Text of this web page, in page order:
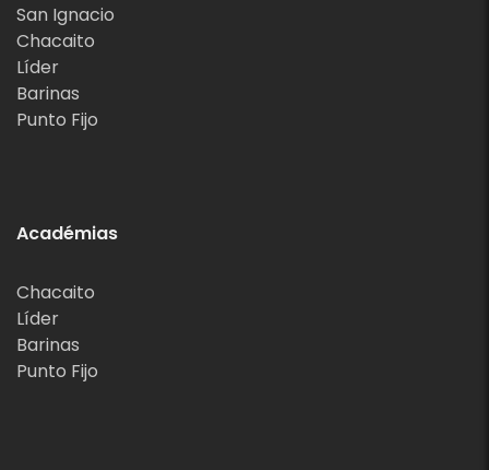
San Ignacio
Chacaito
Líder
Barinas
Punto Fijo
Académias
Chacaito
Líder
Barinas
Punto Fijo